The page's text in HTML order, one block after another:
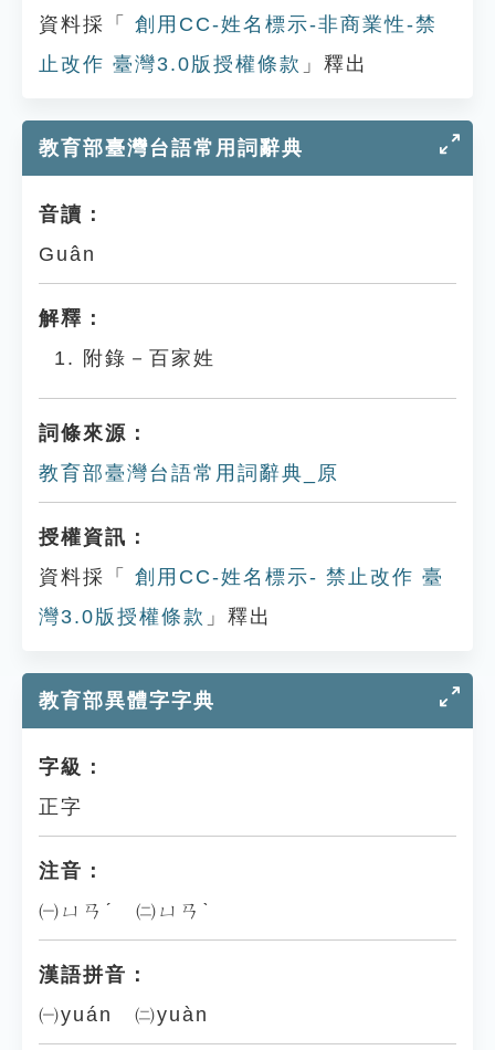
資料採「
創用CC-姓名標示-非商業性-禁
止改作 臺灣3.0版授權條款 」釋出
教育部臺灣台語常用詞辭典
音讀：
Guân
解釋：
附錄－百家姓
詞條來源：
教育部臺灣台語常用詞辭典_原
授權資訊：
資料採「
創用CC-姓名標示- 禁止改作 臺
灣3.0版授權條款 」釋出
教育部異體字字典
字級：
正字
注音：
㈠ㄩㄢˊ ㈡ㄩㄢˋ
漢語拼音：
㈠yuán ㈡yuàn